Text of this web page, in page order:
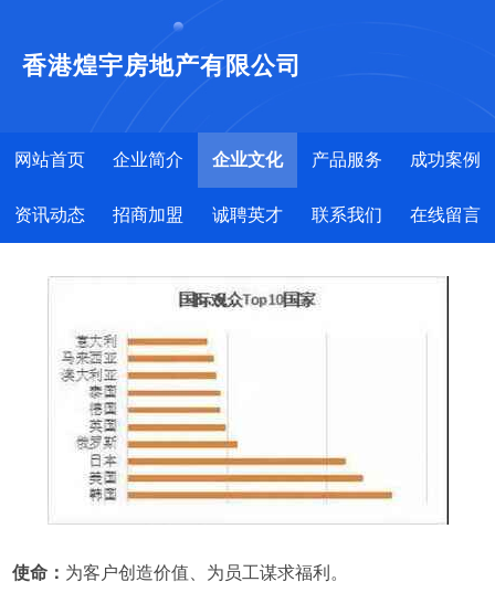
香港煌宇房地产有限公司
网站首页 企业简介 企业文化 产品服务 成功案例
资讯动态 招商加盟 诚聘英才 联系我们 在线留言
使命： 为客户创造价值、为员工谋求福利。